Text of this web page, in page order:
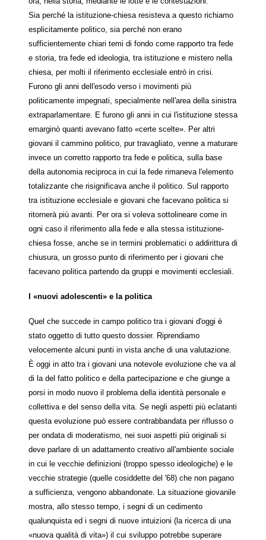
Sia perché la istituzione-chiesa resisteva a questo richiamo
esplicitamente politico, sia perché non erano
sufficientemente chiari temi di fondo come rapporto tra fede
e storia, tra fede ed ideologia, tra istituzione e mistero nella
chiesa, per molti il riferimento ecclesiale entrò in crisi.
Furono gli anni dell'esodo verso i movimenti più
politicamente impegnati, specialmente nell'area della sinistra
extraparlamentare. E furono gli anni in cui l'istituzione stessa
emarginò quanti avevano fatto «certe scelte». Per altri
giovani il cammino politico, pur travagliato, venne a maturare
invece un corretto rapporto tra fede e politica, sulla base
della autonomia reciproca in cui la fede rimaneva l'elemento
totalizzante che risignificava anche il politico. Sul rapporto
tra istituzione ecclesiale e giovani che facevano politica si
ritornerà più avanti. Per ora si voleva sottolineare come in
ogni caso il riferimento alla fede e alla stessa istituzione-
chiesa fosse, anche se in termini problematici o addirittura di
chiusura, un grosso punto di riferimento per i giovani che
facevano politica partendo da gruppi e movimenti ecclesiali.
I «nuovi adolescenti» e la politica
Quel che succede in campo politico tra i giovani d'oggi è
stato oggetto di tutto questo dossier. Riprendiamo
velocemente alcuni punti in vista anche di una valutazione.
È oggi in atto tra i giovani una notevole evoluzione che va al
di la del fatto politico e della partecipazione e che giunge a
porsi in modo nuovo il problema della identità personale e
collettiva e del senso della vita. Se negli aspetti più eclatanti
questa evoluzione può essere contrabbandata per riflusso o
per ondata di moderatismo, nei suoi aspetti più originali si
deve parlare di un adattamento creativo all'ambiente sociale
in cui le vecchie definizioni (troppo spesso ideologiche) e le
vecchie strategie (quelle cosiddette del '68) che non pagano
a sufficienza, vengono abbandonate. La situazione giovanile
mostra, allo stesso tempo, i segni di un cedimento
qualunquista ed i segni di nuove intuizioni (la ricerca di una
«nuova qualità di vita») il cui sviluppo potrebbe superare